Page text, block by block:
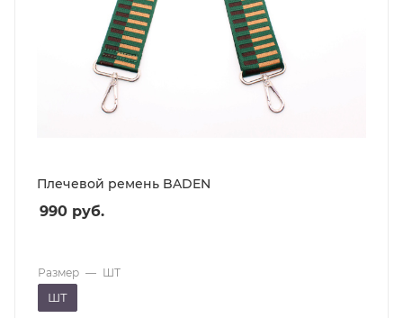
Плечевой ремень BADEN
990 руб.
Размер — ШТ
ШТ